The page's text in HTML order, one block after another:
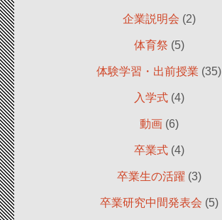
企業説明会 (2)
体育祭 (5)
体験学習・出前授業 (35)
入学式(4)
動画(6)
卒業式(4)
卒業生の活躍 (3)
卒業研究中間発表会 (5)